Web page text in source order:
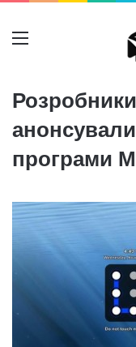
Меню
програми